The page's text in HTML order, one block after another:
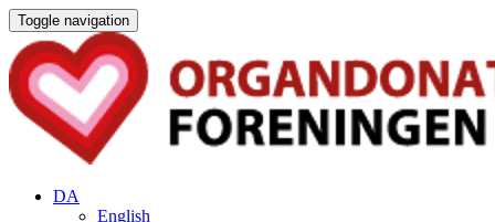
Toggle navigation
DA
English